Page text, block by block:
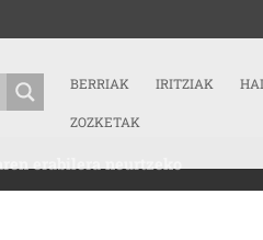
BERRIAK IRITZIAK
ZOZKETAK
erabilera neurtzeko